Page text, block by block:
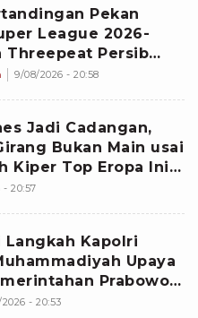
Pekan
League 2026-
Threepeat Persib
Pembuka
9/08/2026 - 20:58
Jadi Cadangan,
Bukan Main usai
Kiper Top Eropa Ini
20:57
Langkah Kapolri
Upaya
Prabowo-
- 20:53